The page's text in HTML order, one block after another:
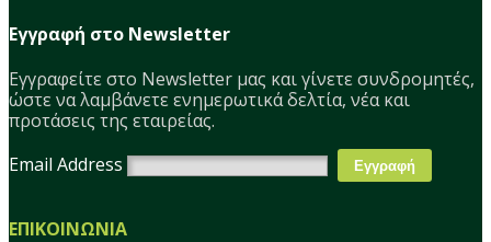
Εγγραφή στο Newsletter
Εγγραφείτε στο Νewsletter μας και γίνετε συνδρομητές,
ώστε να λαμβάνετε ενημερωτικά δελτία, νέα και
προτάσεις της εταιρείας.
Email Address
ΕΠΙΚΟΙΝΩΝΙΑ